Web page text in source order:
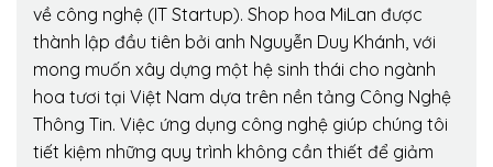
về công nghệ (IT Startup). Shop hoa MiLan được
thành lập đầu tiên bởi anh Nguyễn Duy Khánh, với
mong muốn xây dựng một hệ sinh thái cho ngành
hoa tươi tại Việt Nam dựa trên nền tảng Công Nghệ
Thông Tin. Việc ứng dụng công nghệ giúp chúng tôi
tiết kiệm những quy trình không cần thiết để giảm